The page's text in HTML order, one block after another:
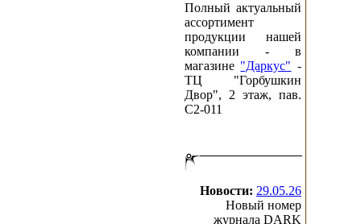
Полный актуальный
ассортимент
продукции нашей
компании - в
магазине "Даркус" -
ТЦ "Горбушкин
Двор", 2 этаж, пав.
C2-011
Новости: 29.05.26
Новый номер
журнала DARK